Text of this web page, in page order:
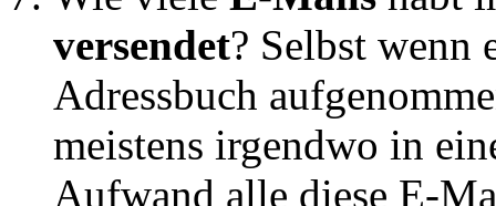
versendet? Selbst wenn
Adressbuch
meistens irgendwo in
Aufwand alle diese E-